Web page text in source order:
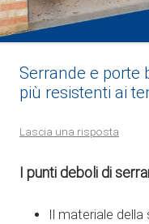
Serrande e porte
più resistenti ai
Lascia una risposta
I punti deboli di
Il materiale